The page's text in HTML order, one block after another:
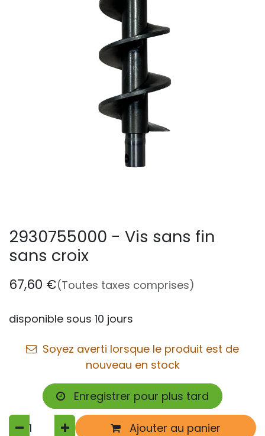
2930755000 - Vis sans fin
sans croix
67,60 €(Toutes taxes comprises)
disponible sous 10 jours
Soyez averti lorsque le produit est de
nouveau en stock
Enregistrer pour plus tard
Ajouter au panier